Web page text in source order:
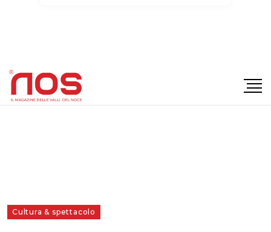
Cultura & spettacolo